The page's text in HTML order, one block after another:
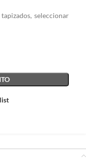
seleccionar